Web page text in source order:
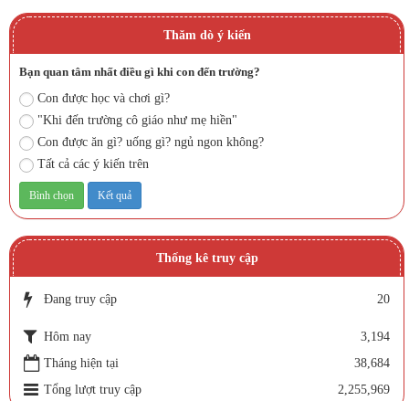
Thăm dò ý kiến
Bạn quan tâm nhất điều gì khi con đến trường?
Con được học và chơi gì?
"Khi đến trường cô giáo như mẹ hiền"
Con được ăn gì? uống gì? ngủ ngon không?
Tất cả các ý kiến trên
Thống kê truy cập
Đang truy cập 20
Hôm nay
3,194
Tháng hiện tại
38,684
Tổng lượt truy cập
2,255,969